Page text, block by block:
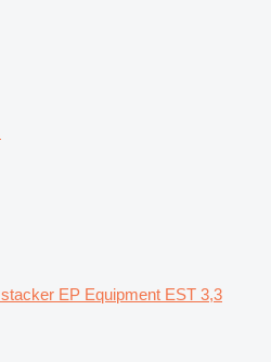
stacker EP Equipment EST 3,3